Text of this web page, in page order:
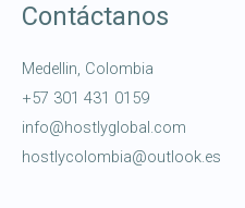
Contáctanos
Medellin, Colombia
+57 301 431 0159
info@hostlyglobal.com
hostlycolombia@outlook.es